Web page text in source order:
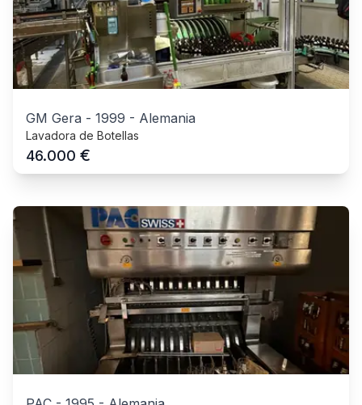
GM Gera - 1999 - Alemania
Lavadora de Botellas
46.000 €